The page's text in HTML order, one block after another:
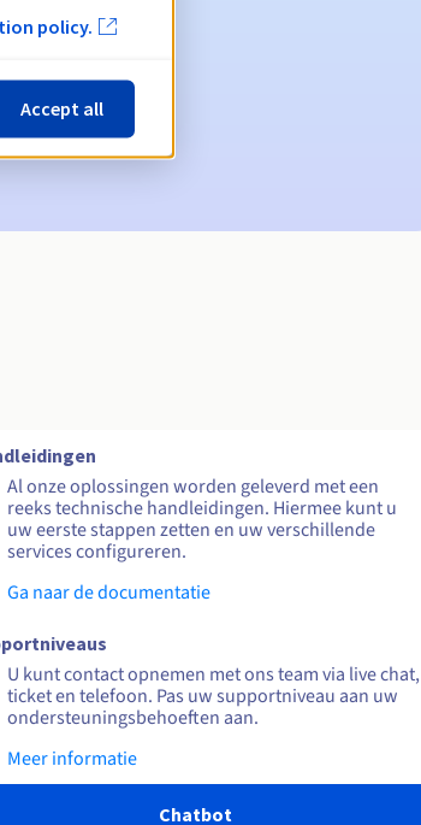
Al onze oplossingen worden geleverd met een
reeks technische handleidingen. Hiermee kunt u
uw eerste stappen zetten en uw verschillende
services configureren.
Ga naar de documentatie
U kunt contact opnemen met ons team via live chat,
ticket en telefoon. Pas uw supportniveau aan uw
ondersteuningsbehoeften aan.
Meer informatie
Chatbot
policy.
Accept all